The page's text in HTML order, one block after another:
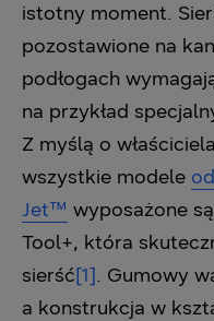
istotny moment.
pozostawione na
podłogach
na przykład
Z myślą o
wszystkie modele
Jet™ wyposażone
Tool+, która
sierść[1]. Gumowy
a konstrukcja w